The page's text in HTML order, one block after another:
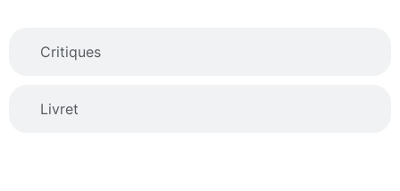
Critiques
Livret